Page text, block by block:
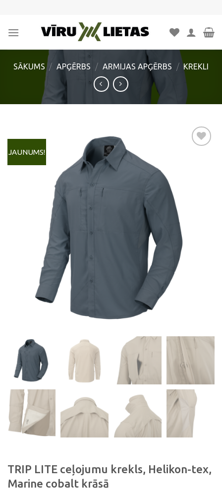
content
SĀKUMS / APĢĒRBS / ARMIJAS APĢĒRBS / KREKLI
JAUNUMS!
TRIP LITE ceļojumu krekls, Helikon-tex,
Marine cobalt krāsā